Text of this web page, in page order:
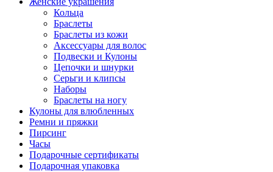
Кольца
Браслеты
Браслеты из кожи
Аксессуары для волос
Подвески и Кулоны
Цепочки и шнурки
Серьги и клипсы
Наборы
Браслеты на ногу
Кулоны для влюбленных
Ремни и пряжки
Пирсинг
Часы
Подарочные сертификаты
Подарочная упаковка